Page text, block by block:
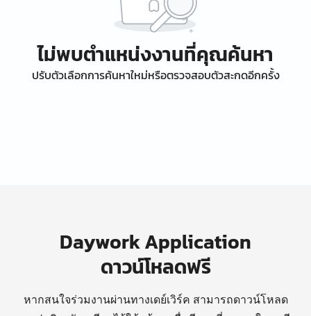
ไม่พบตำแหน่งงานที่คุณค้นหา
ปรับตัวเลือกการค้นหาใหม่หรือตรวจสอบตัวสะกดอีกครั้ง
Daywork Application
ดาวน์โหลดฟรี
หากสนใจร่วมงานผ่านทางเดย์เวิร์ค สามารถดาวน์โหลด